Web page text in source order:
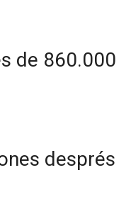
de 860.000
després